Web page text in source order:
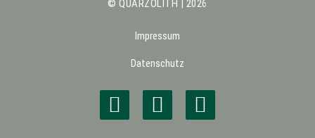
© QUARZOLITH | 2026
Impressum
Datenschutz